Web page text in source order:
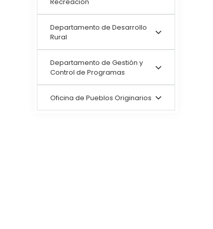
Departamento de Desarrollo
Rural
Departamento de Gestión y
Control de Programas
Oficina de Pueblos Originarios